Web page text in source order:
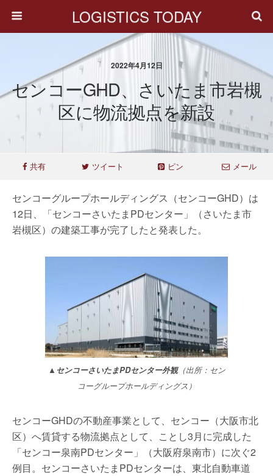
LOGISTICS TODAY
2022年4月12日
センコーGHD、さいたま市岩槻
区に物流拠点を新設
共有 ツイート ピン メール
センコーグループホールディングス（センコーGHD）は
12日、「センコーさいたまPDセンター」（さいたま市
岩槻区）の建築工事が完了したと発表した。
▲センコーさいたまPDセンター外観（出所：セン
コーグループホールディングス）
センコーGHDの不動産事業として、センコー（大阪市北
区）へ賃貸する物流拠点として、ことし3月に完成した
「センコー泉南PDセンター」（大阪府泉南市）に次ぐ2
例目。センコーさいたまPDセンターは、東北自動車道